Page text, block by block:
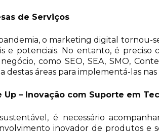
de Serviços
o marketing digital tornou-
e potenciais. No entanto, é preciso
como SEO, SEA, SMO,
áreas para implementá-las nas
– Inovação com Suporte em
é necessário
inovador de produtos e